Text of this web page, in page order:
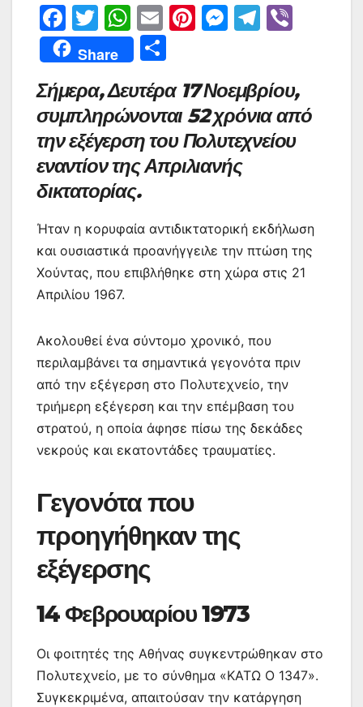
F
a
c
e
b
o
o
k
T
w
itt
er
W
h
at
s
A
p
p
E
m
ai
l
Pi
e
st
M
s
e
n
g
T
gr
a
m
Share
ρ
α
σ
τε
ε
Σήμερα, Δευτέρα 17 Νοεμβρίου,
συμπληρώνονται 52 χρόνια από
την εξέγερση του Πολυτεχνείου
εναντίον της Απριλιανής
δικτατορίας.
Ήταν η κορυφαία αντιδικτατορική εκδήλωση
και ουσιαστικά προανήγγειλε την πτώση της
Χούντας, που επιβλήθηκε στη χώρα στις 21
Απριλίου 1967.
Ακολουθεί ένα σύντομο χρονικό, που
περιλαμβάνει τα σημαντικά γεγονότα πριν
από την εξέγερση στο Πολυτεχνείο, την
τριήμερη εξέγερση και την επέμβαση του
στρατού, η οποία άφησε πίσω της δεκάδες
νεκρούς και εκατοντάδες τραυματίες.
Γεγονότα που
προηγήθηκαν της
εξέγερσης
14 Φεβρουαρίου 1973
Οι φοιτητές της Αθήνας συγκεντρώθηκαν στο
Πολυτεχνείο, με το σύνθημα «ΚΑΤΩ Ο 1347».
Συγκεκριμένα, απαιτούσαν την κατάργηση